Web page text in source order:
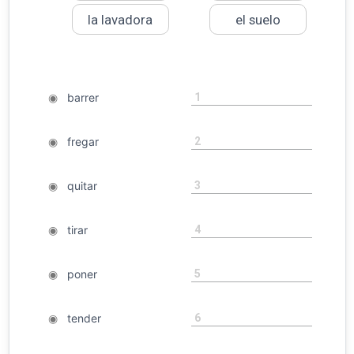
la lavadora el suelo
◉barrer
◉fregar
◉quitar
◉tirar
◉poner
◉tender
1
2
3
4
5
6